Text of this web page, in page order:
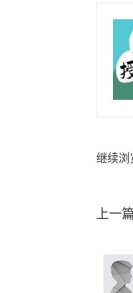
继续
上一